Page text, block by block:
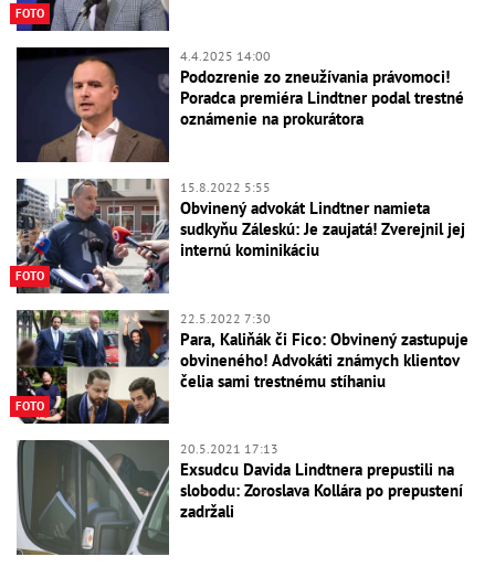
FOTO
4.4.2025 14:00
Podozrenie zo zneužívania právomoci!
Poradca premiéra Lindtner podal trestné
oznámenie na prokurátora
FOTO
15.8.2022 5:55
Obvinený advokát Lindtner namieta
sudkyňu Záleskú: Je zaujatá! Zverejnil jej
internú kominikáciu
FOTO
22.5.2022 7:30
Para, Kaliňák či Fico: Obvinený zastupuje
obvineného! Advokáti známych klientov
čelia sami trestnému stíhaniu
20.5.2021 17:13
Exsudcu Davida Lindtnera prepustili na
slobodu: Zoroslava Kollára po prepustení
zadržali